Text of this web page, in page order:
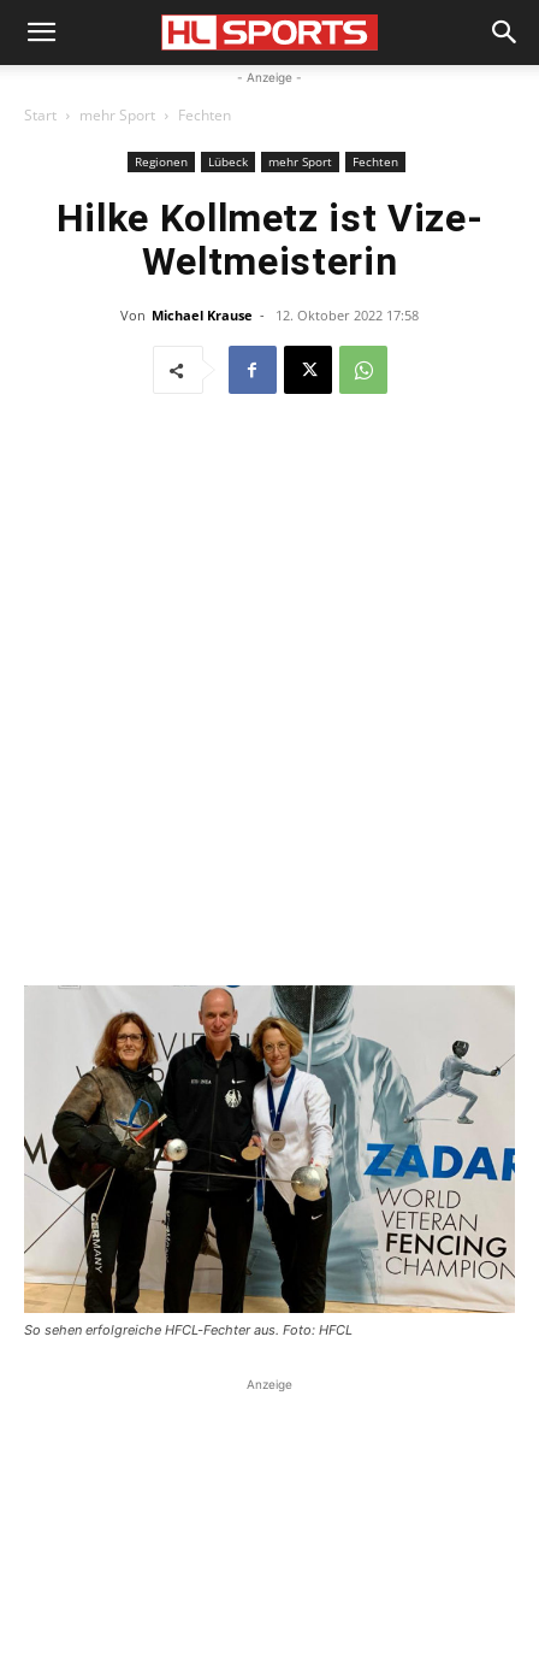
- Anzeige -
Start mehr Sport Fechten
Regionen Lübeck mehr Sport Fechten
Hilke Kollmetz ist Vize-
Weltmeisterin
Von Michael Krause - 12. Oktober 2022 17:58
So sehen erfolgreiche HFCL-Fechter aus. Foto: HFCL
Anzeige